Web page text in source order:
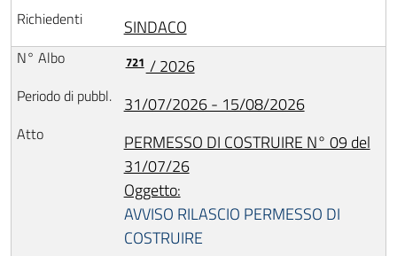
SINDACO
721 / 2026
31/07/2026 - 15/08/2026
PERMESSO DI COSTRUIRE N° 09 del
31/07/26
Oggetto:
AVVISO RILASCIO PERMESSO DI
COSTRUIRE